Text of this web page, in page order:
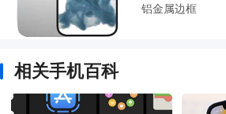
铝金属边框
相关手机百科